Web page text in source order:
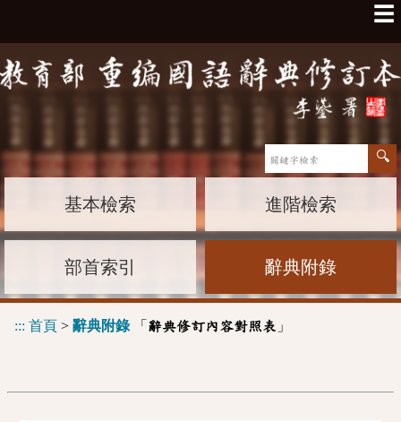
☰
基本檢索 進階檢索
部首索引 辭典附錄
::: 首頁 > 辭典附錄「 辭典修訂內容對照表 」